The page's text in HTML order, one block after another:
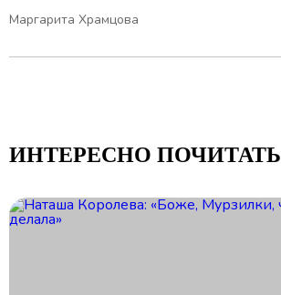
Маргарита Храмцова
ИНТЕРЕСНО ПОЧИТАТЬ